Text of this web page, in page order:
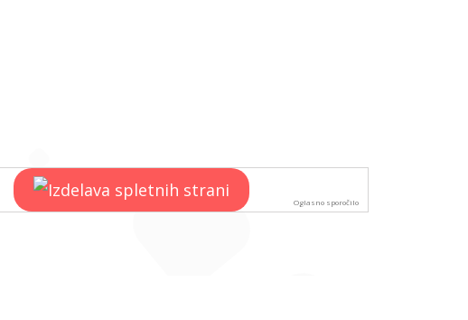
Oglasno sporočilo